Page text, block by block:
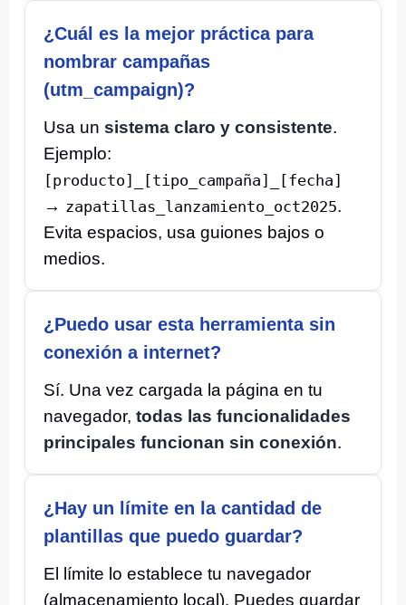
¿Cuál es la mejor práctica para
nombrar campañas
(utm_campaign)?
Usa un sistema claro y consistente.
Ejemplo:
[producto]_[tipo_campaña]_[fecha]
→ zapatillas_lanzamiento_oct2025.
Evita espacios, usa guiones bajos o
medios.
¿Puedo usar esta herramienta sin
conexión a internet?
Sí. Una vez cargada la página en tu
navegador, todas las funcionalidades
principales funcionan sin conexión.
¿Hay un límite en la cantidad de
plantillas que puedo guardar?
El límite lo establece tu navegador
(almacenamiento local). Puedes guardar